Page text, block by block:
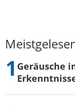
Geräusche